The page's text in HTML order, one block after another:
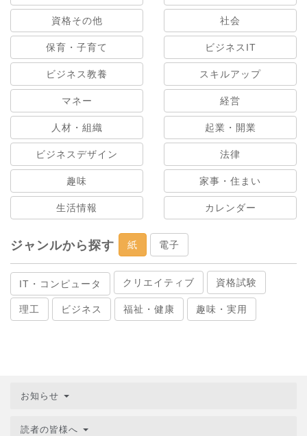
資格その他 社会
保育・子育て ビジネスIT
ビジネス教養 スキルアップ
マネー 経営
人材・組織 起業・開業
ビジネスデザイン 法律
趣味 家事・住まい
生活情報 カレンダー
ジャンルから探す 紙 電子
IT・コンピュータ クリエイティブ 資格試験
理工 ビジネス 福祉・健康 趣味・実用
お知らせ
読者の皆様へ